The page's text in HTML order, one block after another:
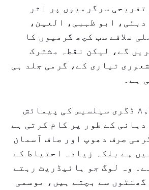
سرگرمیوں پر اثر
ابو ظہبی، العین،
علاقے سب کچھ گرمیوں کا
گے، لیکن نقطہ مشترک
تیاری کے، گرمی جلد ہی
ہے۔
الظفرہ میں ۴۹ء۸ ڈگری سیلسیس کی پیمائش
دہانی کے طور پر کام کرتی ہے
صرف دھوپ اور صاف آسمان
ہے بلکہ زیادہ احتیاط کے
وہ لوگ جو ہائیڈریٹ رہتے
گھنٹوں سے بچتے ہیں، موسمی